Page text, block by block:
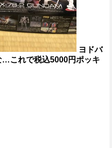
ヨドバ
…これで税込5000円ポッキ